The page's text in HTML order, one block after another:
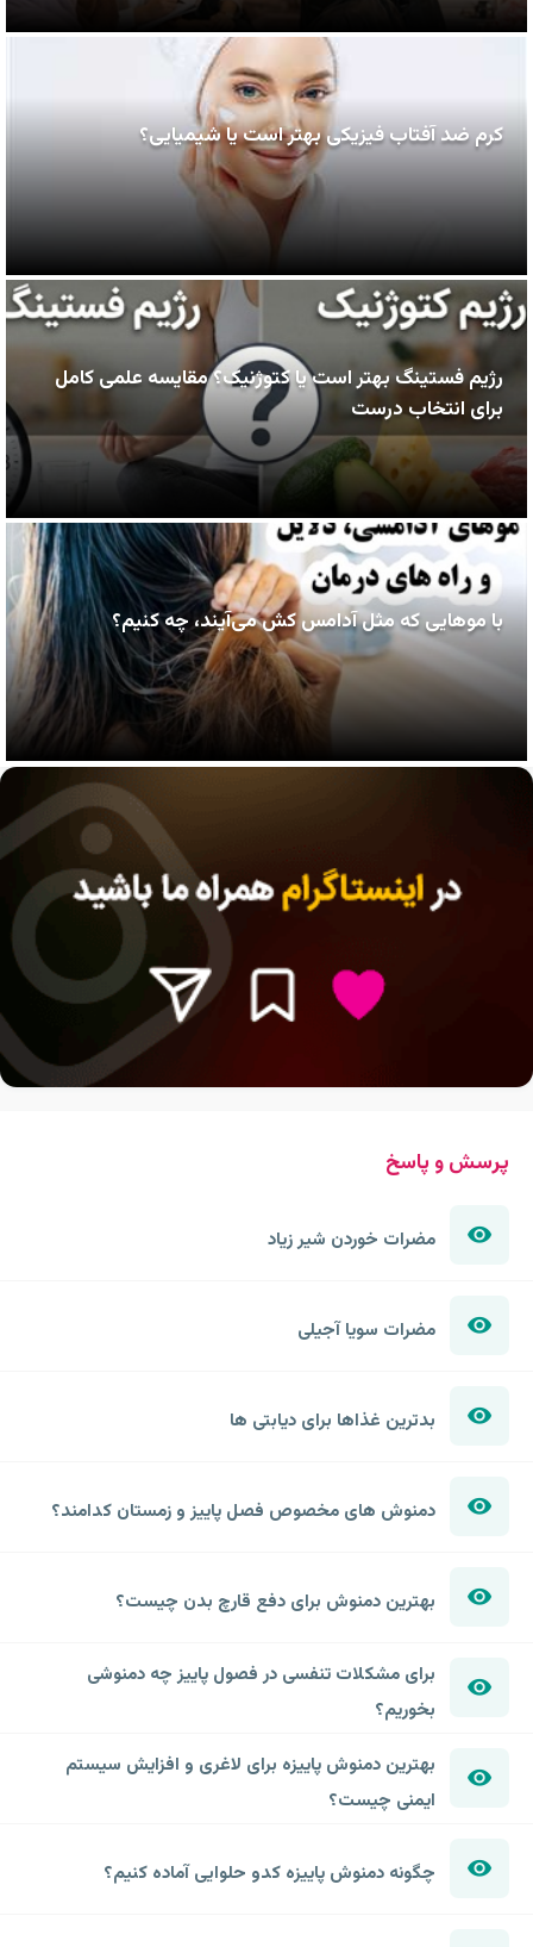
کرم ضد آفتاب فیزیکی بهتر است یا شیمیایی؟
رژیم فستینگ بهتر است یا کتوژنیک؟ مقایسه علمی کامل
برای انتخاب درست
با موهایی که مثل آدامس کش می‌آیند، چه کنیم؟
پرسش و پاسخ
مضرات خوردن شیر زیاد
مضرات سویا آجیلی
بدترین غذاها برای دیابتی ها
دمنوش های مخصوص فصل پاییز و زمستان کدامند؟
بهترین دمنوش برای دفع قارچ بدن چیست؟
برای مشکلات تنفسی در فصول پاییز چه دمنوشی
بخوریم؟
بهترین دمنوش پاییزه برای لاغری و افزایش سیستم
ایمنی چیست؟
چگونه دمنوش پاییزه کدو حلوایی آماده کنیم؟